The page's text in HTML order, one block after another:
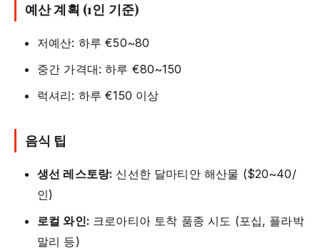
예산 계획 (1인 기준)
저예산: 하루 €50~80
중간 가격대: 하루 €80~150
럭셔리: 하루 €150 이상
음식 팁
생선 레스토랑: 신선한 달마티안 해산물 ($20~40/
인)
로컬 와인: 크로아티아 토착 품종 시도 (포십, 플라박
말리 등)